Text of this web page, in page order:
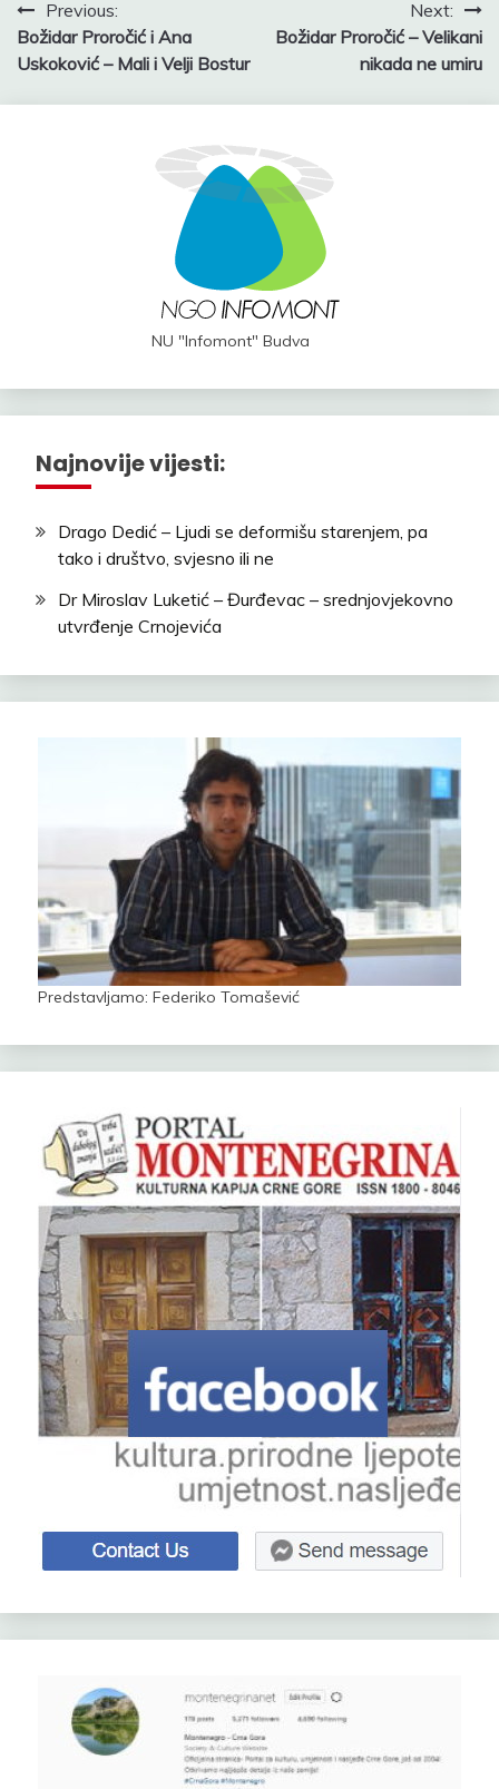
Post
navigation
Previous:
Božidar Proročić i Ana
Uskoković – Mali i Velji Bostur
Next:
Božidar Proročić – Velikani
nikada ne umiru
NU "Infomont" Budva
Najnovije vijesti:
Drago Dedić – Ljudi se deformišu starenjem, pa
tako i društvo, svjesno ili ne
Dr Miroslav Luketić – Đurđevac – srednjovjekovno
utvrđenje Crnojevića
Predstavljamo: Federiko Tomašević